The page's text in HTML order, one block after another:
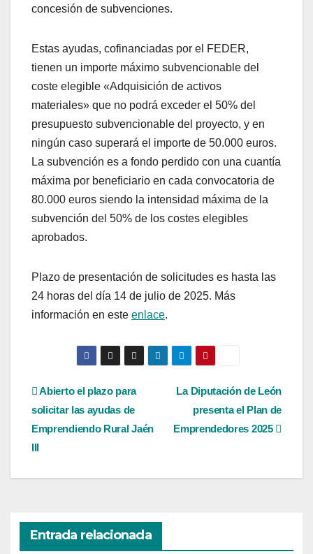
concesión de subvenciones.
Estas ayudas, cofinanciadas por el FEDER,
tienen un importe máximo subvencionable del
coste elegible «Adquisición de activos
materiales» que no podrá exceder el 50% del
presupuesto subvencionable del proyecto, y en
ningún caso superará el importe de 50.000 euros.
La subvención es a fondo perdido con una cuantía
máxima por beneficiario en cada convocatoria de
80.000 euros siendo la intensidad máxima de la
subvención del 50% de los costes elegibles
aprobados.
Plazo de presentación de solicitudes es hasta las
24 horas del día 14 de julio de 2025. Más
información en este enlace.
Navegación
de
entradas
La Diputación de León
presenta el Plan de
Emprendedores 2025
Abierto el plazo para
solicitar las ayudas de
Emprendiendo Rural Jaén
Entrada relacionada